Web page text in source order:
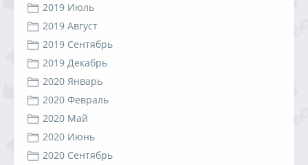
2019 Июль
2019 Август
2019 Сентябрь
2019 Декабрь
2020 Январь
2020 Февраль
2020 Май
2020 Июнь
2020 Сентябрь